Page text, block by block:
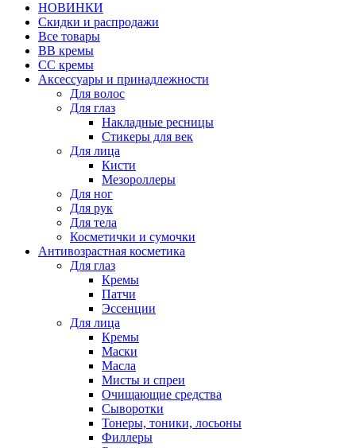
НОВИНКИ
Скидки и распродажи
Все товары
BB кремы
CC кремы
Аксессуары и принадлежности
Для волос
Для глаз
Накладные ресницы
Стикеры для век
Для лица
Кисти
Мезороллеры
Для ног
Для рук
Для тела
Косметички и сумочки
Антивозрастная косметика
Для глаз
Кремы
Патчи
Эссенции
Для лица
Кремы
Маски
Масла
Мисты и спреи
Очищающие средства
Сыворотки
Тонеры, тоники, лосьоны
Филлеры